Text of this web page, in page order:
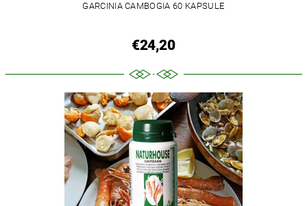
GARCINIA CAMBOGIA 60 KAPSULE
€24,20